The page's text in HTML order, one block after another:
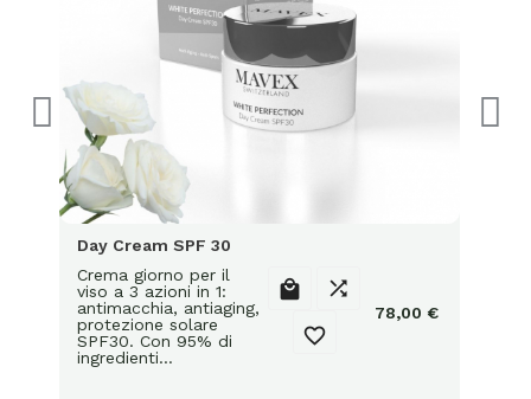
Day Cream SPF 30
Crema giorno per il
viso a 3 azioni in 1:
antimacchia, antiaging,
protezione solare
SPF30. Con 95% di
ingredienti…



78,00 €